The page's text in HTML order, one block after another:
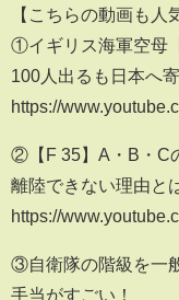
【こちらの動画も人
①イギリス海軍空母
100人出るも日本へ寄
https://
②【F 35】A・B・C
離陸できない理由と
https://
③自衛隊の階級を一
手当がすごい！